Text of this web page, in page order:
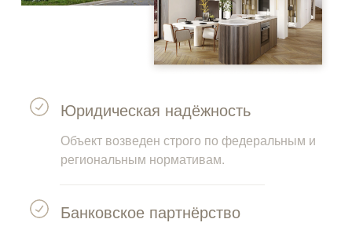
Банковское партнёрство
Объект возведен строго по федеральным и
региональным нормативам.
Юридическая надёжность